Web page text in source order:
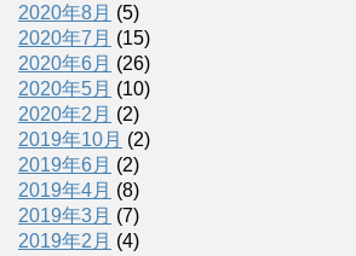
2020年8月 (5)
2020年7月 (15)
2020年6月 (26)
2020年5月 (10)
2020年2月 (2)
2019年10月 (2)
2019年6月 (2)
2019年4月 (8)
2019年3月 (7)
2019年2月 (4)